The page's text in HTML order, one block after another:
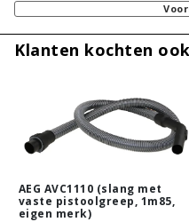
Klanten kochten ook
AEG AVC1110 (slang met
vaste pistoolgreep, 1m85,
eigen merk)